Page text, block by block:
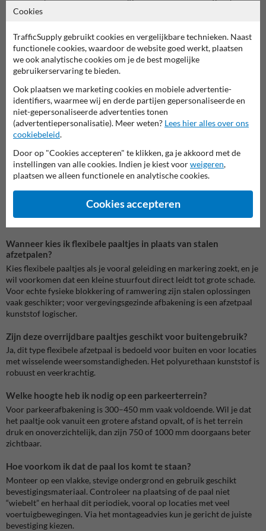
productopties). Kies de hoogte op basis van de omgeving en gewenste
parkeerafbakening
750 mm: goede zichtbaarheid voor algemene terreinmarkering
1000 mm: maximale zichtbaarheid bij drukke routes of hogere
snelheden op eigen terrein
Montage en bevestiging
Je kunt optioneel bevestigingsmateriaal mee bestellen (schroeven en
pluggen). Een vlakke, stevige ondergrond is belangrijk voor een
stabiele montage.
Veelgestelde vragen over flexibele afzetpalen
Wat betekent overrijdbaar bij een flexibele afzetpaal?
overrijding mee buigt, waardoor schade aan voertuig en paal
doorgaans beperkt blijft. Daarna veert de paal vanzelf terug in de
uitgangspositie.
Wanneer kies ik flexibele paaltjes in plaats van stalen
afzetpalen?
Kies flexibele paaltjes als je vooral geleiding en markering zoekt, en je
wil voorkomen dat een kleine stuurfout direct leidt tot grote schade.
Voor echte fysieke blokkering of ramwering zijn stalen oplossingen
vaak geschikter; voor vergevingsgezinde afbakening is een afzetpaal
kunststof logischer.
Zijn deze overrijdbare paaltjes geschikt voor buitengebruik?
Ja, dit type flexibele afzetpaal is bedoeld voor buiten en voor locaties
met wisselende weersomstandigheden. Het polyurethaan kunststof is
robuust en veerkrachtig.
Welke hoogte heb ik nodig op een parkeerterrein?
Voor parkeerafbakening is 300–450 mm vaak voldoende. Wil je dat
het paaltje ook vanuit een grotere afstand opvalt, of is het terrein
druk en onoverzichtelijk, dan zijn 750 of 1000 mm doorgaans beter
zichtbaar.
Hoe voorkom ik dat de paal los komt te staan?
Monteer op een vlakke, stevige ondergrond en gebruik geschikt
bevestigingsmateriaal. Controleer na plaatsing of de paal niet
“wiebelt” en herhaal dit periodiek, vooral op locaties met veel
voertuigbewegingen. Via het montageadvies kun je gericht de juiste
bevestiging kiezen.
Cookies
TrafficSupply gebruikt cookies en vergelijkbare technieken. Naast
functionele cookies, waardoor de website goed werkt, plaatsen
we ook analytische cookies om je de best mogelijke
gebruikerservaring te bieden.
Ook plaatsen we marketing cookies en mobiele advertentie-
identifiers, waarmee wij en derde partijen gepersonaliseerde en
niet-gepersonaliseerde advertenties tonen
(advertentiepersonalisatie). Meer weten? Lees hier alles over ons
cookiebeleid.
Door op "Cookies accepteren" te klikken, ga je akkoord met de
instellingen van alle cookies. Indien je kiest voorweigeren,
plaatsen we alleen functionele en analytische cookies.
Cookies accepteren